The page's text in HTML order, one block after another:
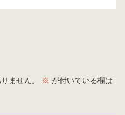
ません。 ※ が付いている欄は